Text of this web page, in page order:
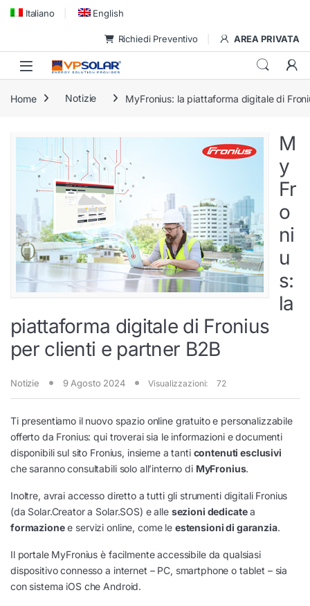
Skip to navigation
Skip to content
Italiano English
Richiedi Preventivo AREA PRIVATA
Home Notizie MyFronius: la piattaforma digitale di
M
y
Fr
o
ni
u
s:
la
piattaforma digitale di Fronius
per clienti e partner B2B
Notizie 9 Agosto 2024 Visualizzazioni: 72
Ti presentiamo il nuovo spazio online gratuito e personalizzabile
offerto da Fronius: qui troverai sia le informazioni e documenti
disponibili sul sito Fronius, insieme a tanti contenuti esclusivi
che saranno consultabili solo all’interno di MyFronius.
Inoltre, avrai accesso diretto a tutti gli strumenti digitali Fronius
(da Solar.Creator a Solar.SOS) e alle sezioni dedicatea
formazionee servizi online, come le estensioni di garanzia.
Il portale MyFronius è facilmente accessibile da qualsiasi
dispositivo connesso a internet – PC, smartphone o tablet – sia
con sistema iOS che Android.